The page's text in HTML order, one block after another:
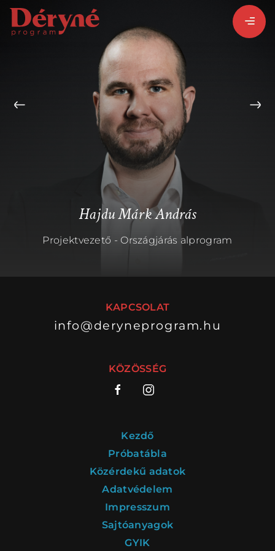
BEJELENTKEZEM
REGISZTRÁLOK
PROGRAMISMERTETŐ
ALPROGRAMOK:
KÖZREMŰKÖDŐK:
SZAKMAI BIZOTTSÁG
MENTOROK
ELŐADÁSOK
Hajdu Márk András
Projektvezető - Országjárás alprogram
KAPCSOLAT
info@deryneprogram.hu
KÖZÖSSÉG
Kezdő
Próbatábla
Közérdekű adatok
Adatvédelem
Impresszum
Sajtóanyagok
GYIK